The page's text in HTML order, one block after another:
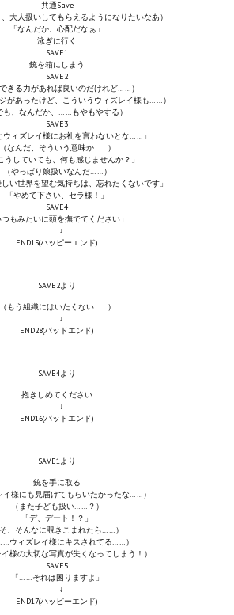
Х3
Edition
Fan Edition
Fan Edition
Force Remaster Fan Edition
Fan Edition
1 Remaster Fan Edition
Tales Remaster Fan Edition
мертвеца Remaster Fan Edition
Ships Remaster Fan Edition
共通Save
、大人扱いしてもらえるようになりたいなあ）
「なんだか、心配だなぁ」
泳ぎに行く
SAVE1
銃を箱にしまう
SAVE2
できる力があれば良いのだけれど……）
ジがあったけど、こういうウィズレイ様も……）
も、なんだか、……もやもやする）
SAVE3
ウィズレイ様にお礼を言わないとな……」
（なんだ、そういう意味か……）
うしていても、何も感じませんか？」
（やっぱり娘扱いなんだ……）
しい世界を望む気持ちは、忘れたくないです」
「やめて下さい、セラ様！」
SAVE4
つもみたいに頭を撫でてください」
↓
END15(ハッピーエンド)
SAVE2より
（もう組織にはいたくない……）
↓
END28(バッドエンド)
SAVE4より
抱きしめてください
↓
END16(バッドエンド)
SAVE1より
銃を手に取る
イ様にも見届けてもらいたかったな……）
（また子ども扱い……？）
「デ、デート！？」
そ、そんなに覗きこまれたら……）
ウィズレイ様にキスされてる……）
イ様の大切な写真が失くなってしまう！）
SAVE5
「……それは困りますよ」
↓
END17(ハッピーエンド)